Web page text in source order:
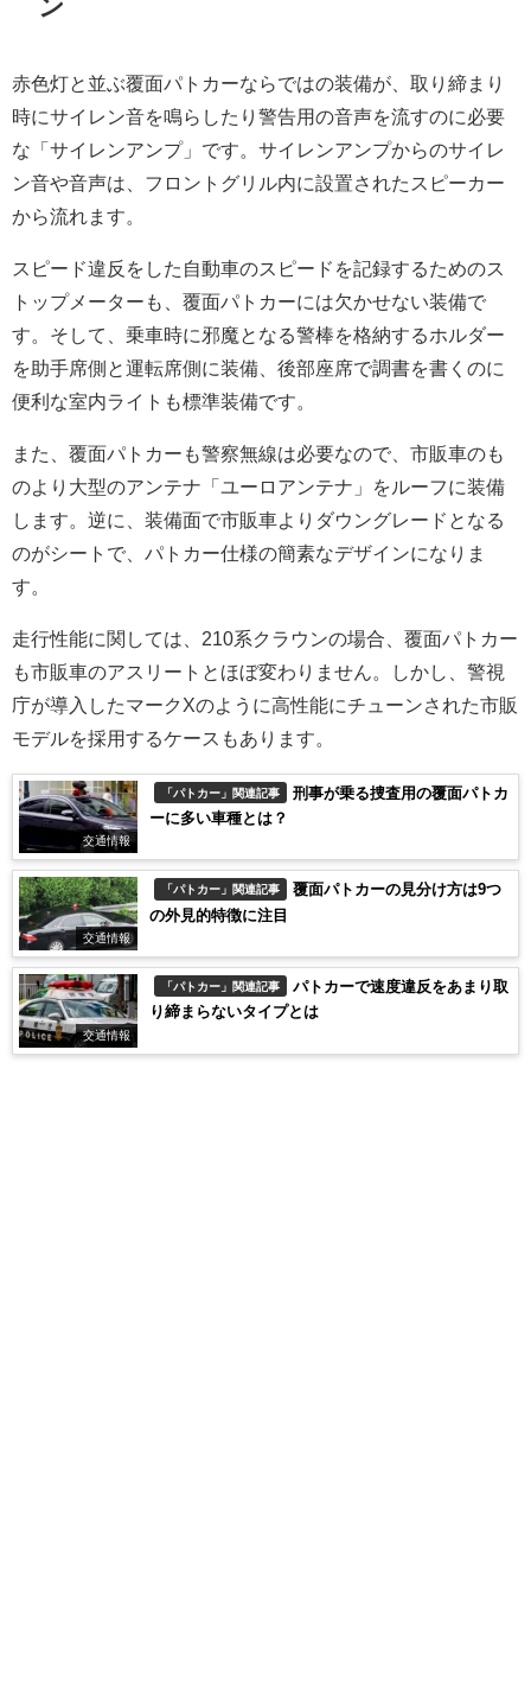
ン
赤色灯と並ぶ覆面パトカーならではの装備が、取り締まり
時にサイレン音を鳴らしたり警告用の音声を流すのに必要
な「サイレンアンプ」です。サイレンアンプからのサイレ
ン音や音声は、フロントグリル内に設置されたスピーカー
から流れます。
スピード違反をした自動車のスピードを記録するためのス
トップメーターも、覆面パトカーには欠かせない装備で
す。そして、乗車時に邪魔となる警棒を格納するホルダー
を助手席側と運転席側に装備、後部座席で調書を書くのに
便利な室内ライトも標準装備です。
また、覆面パトカーも警察無線は必要なので、市販車のも
のより大型のアンテナ「ユーロアンテナ」をルーフに装備
します。逆に、装備面で市販車よりダウングレードとなる
のがシートで、パトカー仕様の簡素なデザインになりま
す。
走行性能に関しては、210系クラウンの場合、覆面パトカー
も市販車のアスリートとほぼ変わりません。しかし、警視
庁が導入したマークXのように高性能にチューンされた市販
モデルを採用するケースもあります。
交通情報
「パトカー」関連記事
刑事が乗る捜査用の覆面パトカ
ーに多い車種とは？
交通情報
「パトカー」関連記事
覆面パトカーの見分け方は9つ
の外見的特徴に注目
交通情報
「パトカー」関連記事
パトカーで速度違反をあまり取
り締まらないタイプとは